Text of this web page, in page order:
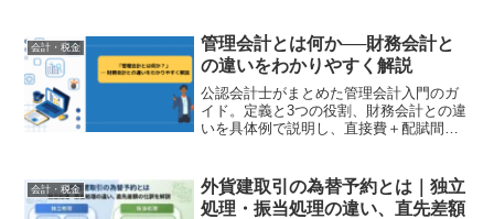
公認会計士が分かりやすく解説します。
会計・税金
管理会計とは何か──財務会計と
の違いをわかりやすく解説
公認会計士がまとめた管理会計入門のガ
イド。定義と3つの役割、財務会計との違
いを具体例で説明し、直接費＋配賦間接
す。
会計・税金
外貨建取引の為替予約とは｜独立
処理・振当処理の違い、直先差額